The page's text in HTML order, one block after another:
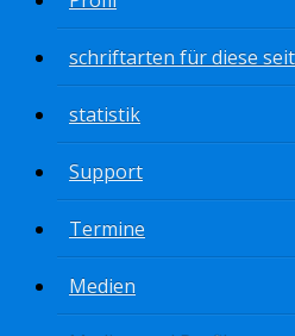
schriftarten für diese
statistik
Support
Termine
Medien